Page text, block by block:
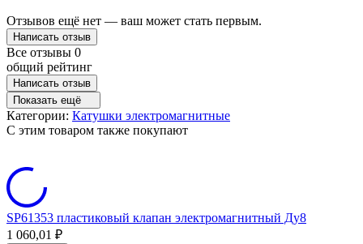
Отзывов ещё нет — ваш может стать первым.
Написать отзыв
Все отзывы 0
общий рейтинг
Написать отзыв
Показать ещё
Категории: Катушки электромагнитные
C этим товаром также покупают
SP61353 пластиковый клапан электромагнитный Ду8
1 060,01 ₽